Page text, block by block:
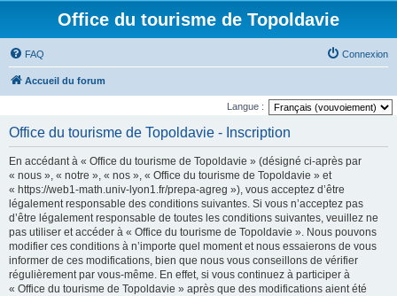
Office du tourisme de Topoldavie
FAQ Connexion
Accueil du forum
Langue :
Office du tourisme de Topoldavie - Inscription
En accédant à « Office du tourisme de Topoldavie » (désigné ci-après par
« nous », « notre », « nos », « Office du tourisme de Topoldavie » et
« https://web1-math.univ-lyon1.fr/prepa-agreg »), vous acceptez d’être
légalement responsable des conditions suivantes. Si vous n’acceptez pas
d’être légalement responsable de toutes les conditions suivantes, veuillez ne
pas utiliser et accéder à « Office du tourisme de Topoldavie ». Nous pouvons
modifier ces conditions à n’importe quel moment et nous essaierons de vous
informer de ces modifications, bien que nous vous conseillons de vérifier
régulièrement par vous-même. En effet, si vous continuez à participer à
« Office du tourisme de Topoldavie » après que des modifications aient été